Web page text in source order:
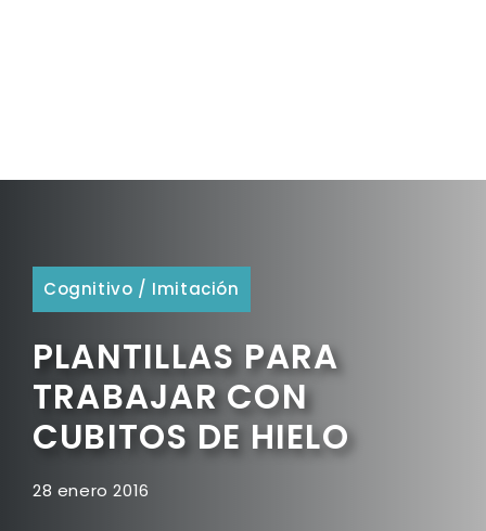
Cognitivo / Imitación
PLANTILLAS PARA
TRABAJAR CON
CUBITOS DE HIELO
28 enero 2016